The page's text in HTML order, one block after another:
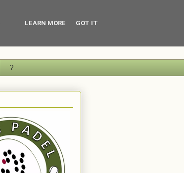
?
LEARN MORE GOT IT